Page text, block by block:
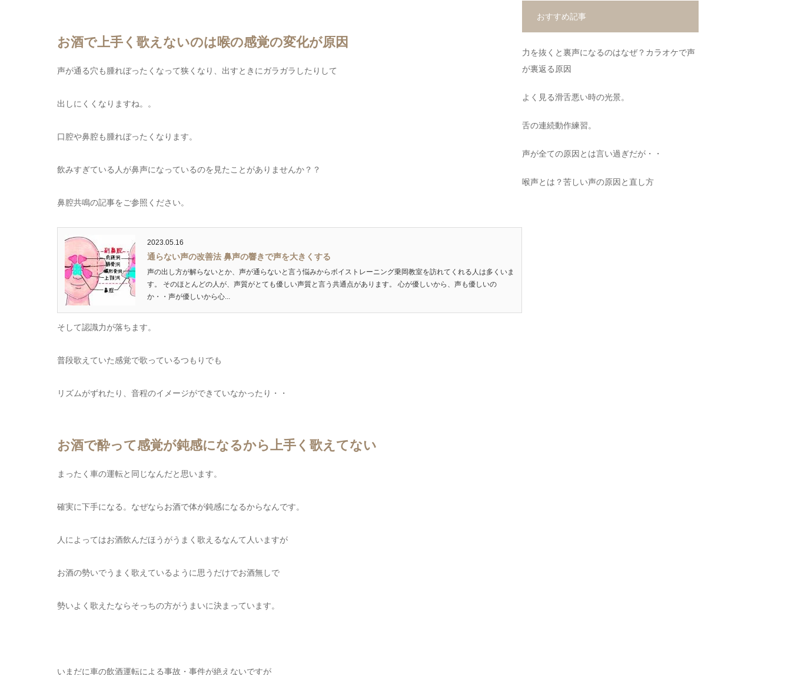
お酒で上手く歌えないのは喉の感覚の変化が原因
声が通る穴も腫れぼったくなって狭くなり、出すときにガラガラしたりして
出しにくくなりますね。。
口腔や鼻腔も腫れぼったくなります。
飲みすぎている人が鼻声になっているのを見たことがありませんか？？
鼻腔共鳴の記事をご参照ください。
2023.05.16
通らない声の改善法 鼻声の響きで声を大きくする
声の出し方が解らないとか、声が通らないと言う悩みからボイストレーニング乗岡教室を訪れてくれる人は多くいま
す。 そのほとんどの人が、声質がとても優しい声質と言う共通点があります。 心が優しいから、声も優しいの
か・・声が優しいから心...
そして認識力が落ちます。
普段歌えていた感覚で歌っているつもりでも
リズムがずれたり、音程のイメージができていなかったり・・
お酒で酔って感覚が鈍感になるから上手く歌えてない
まったく車の運転と同じなんだと思います。
確実に下手になる。なぜならお酒で体が鈍感になるからなんです。
人によってはお酒飲んだほうがうまく歌えるなんて人いますが
お酒の勢いでうまく歌えているように思うだけでお酒無しで
勢いよく歌えたならそっちの方がうまいに決まっています。
いまだに車の飲酒運転による事故・事件が絶えないですが
おすすめ記事
力を抜くと裏声になるのはなぜ？カラオケで声
が裏返る原因
よく見る滑舌悪い時の光景。
舌の連続動作練習。
声が全ての原因とは言い過ぎだが・・
喉声とは？苦しい声の原因と直し方